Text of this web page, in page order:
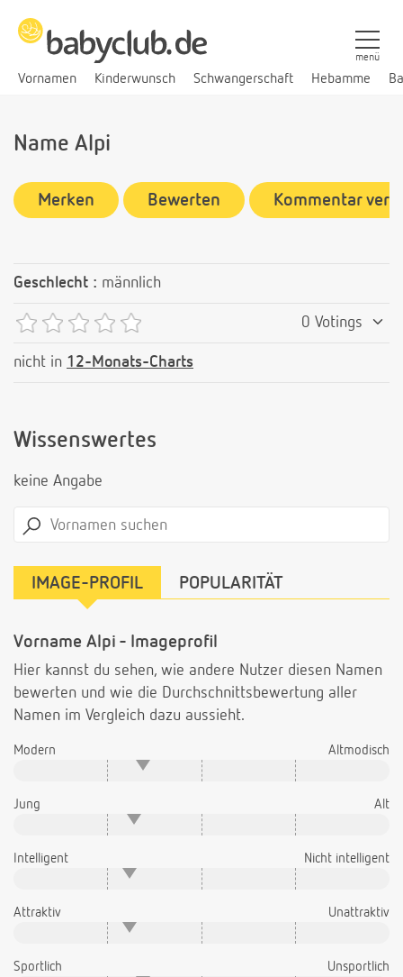
Vornamen Kinderwunsch Schwangerschaft Hebamme
menü
Name Alpi
Merken Bewerten Kommentar
Geschlecht : männlich
0 Votings
nicht in 12-Monats-Charts
Wissenswertes
keine Angabe
IMAGE-PROFIL POPULARITÄT
Vorname Alpi - Imageprofil
Hier kannst du sehen, wie andere Nutzer diesen Namen
bewerten und wie die Durchschnittsbewertung aller
Namen im Vergleich dazu aussieht.
Modern Altmodisch
Jung Alt
Intelligent Nicht intelligent
Attraktiv Unattraktiv
Sportlich Unsportlich